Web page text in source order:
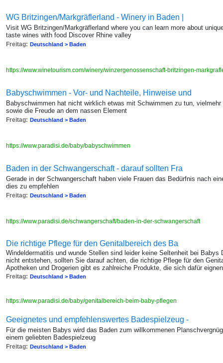
WG Britzingen/Markgräflerland - Winery in Baden |
Visit WG Britzingen/Markgräflerland where you can learn more about
taste wines with food Discover Rhine valley
Freitag: Deutschland > Baden
https://www.winetourism.com/winery/winzergenossenschaft-britzingen-
Babyschwimmen - Vor- und Nachteile, Hinweise und
Babyschwimmen hat nicht wirklich etwas mit Schwimmen zu tun,
sowie die Freude an dem nassen Element
Freitag: Deutschland > Baden
https://www.paradisi.de/baby/babyschwimmen
Baden in der Schwangerschaft - darauf sollten Fra
Gerade in der Schwangerschaft haben viele Frauen das Bedürfnis nach
dies zu empfehlen
Freitag: Deutschland > Baden
https://www.paradisi.de/schwangerschaft/baden-in-der-schwangerschaft
Die richtige Pflege für den Genitalbereich des Ba
Windeldermatitis und wunde Stellen sind leider keine Seltenheit bei Babys
nicht entstehen, sollten Sie darauf achten, die richtige Pflege für den
Apotheken und Drogerien gibt es zahlreiche Produkte, die sich dafür eignen
Freitag: Deutschland > Baden
https://www.paradisi.de/baby/genitalbereich-beim-baby-pflegen
Geeignetes und empfehlenswertes Badespielzeug -
Für die meisten Babys wird das Baden zum willkommenen
einem geliebten Badespielzeug
Freitag: Deutschland > Baden